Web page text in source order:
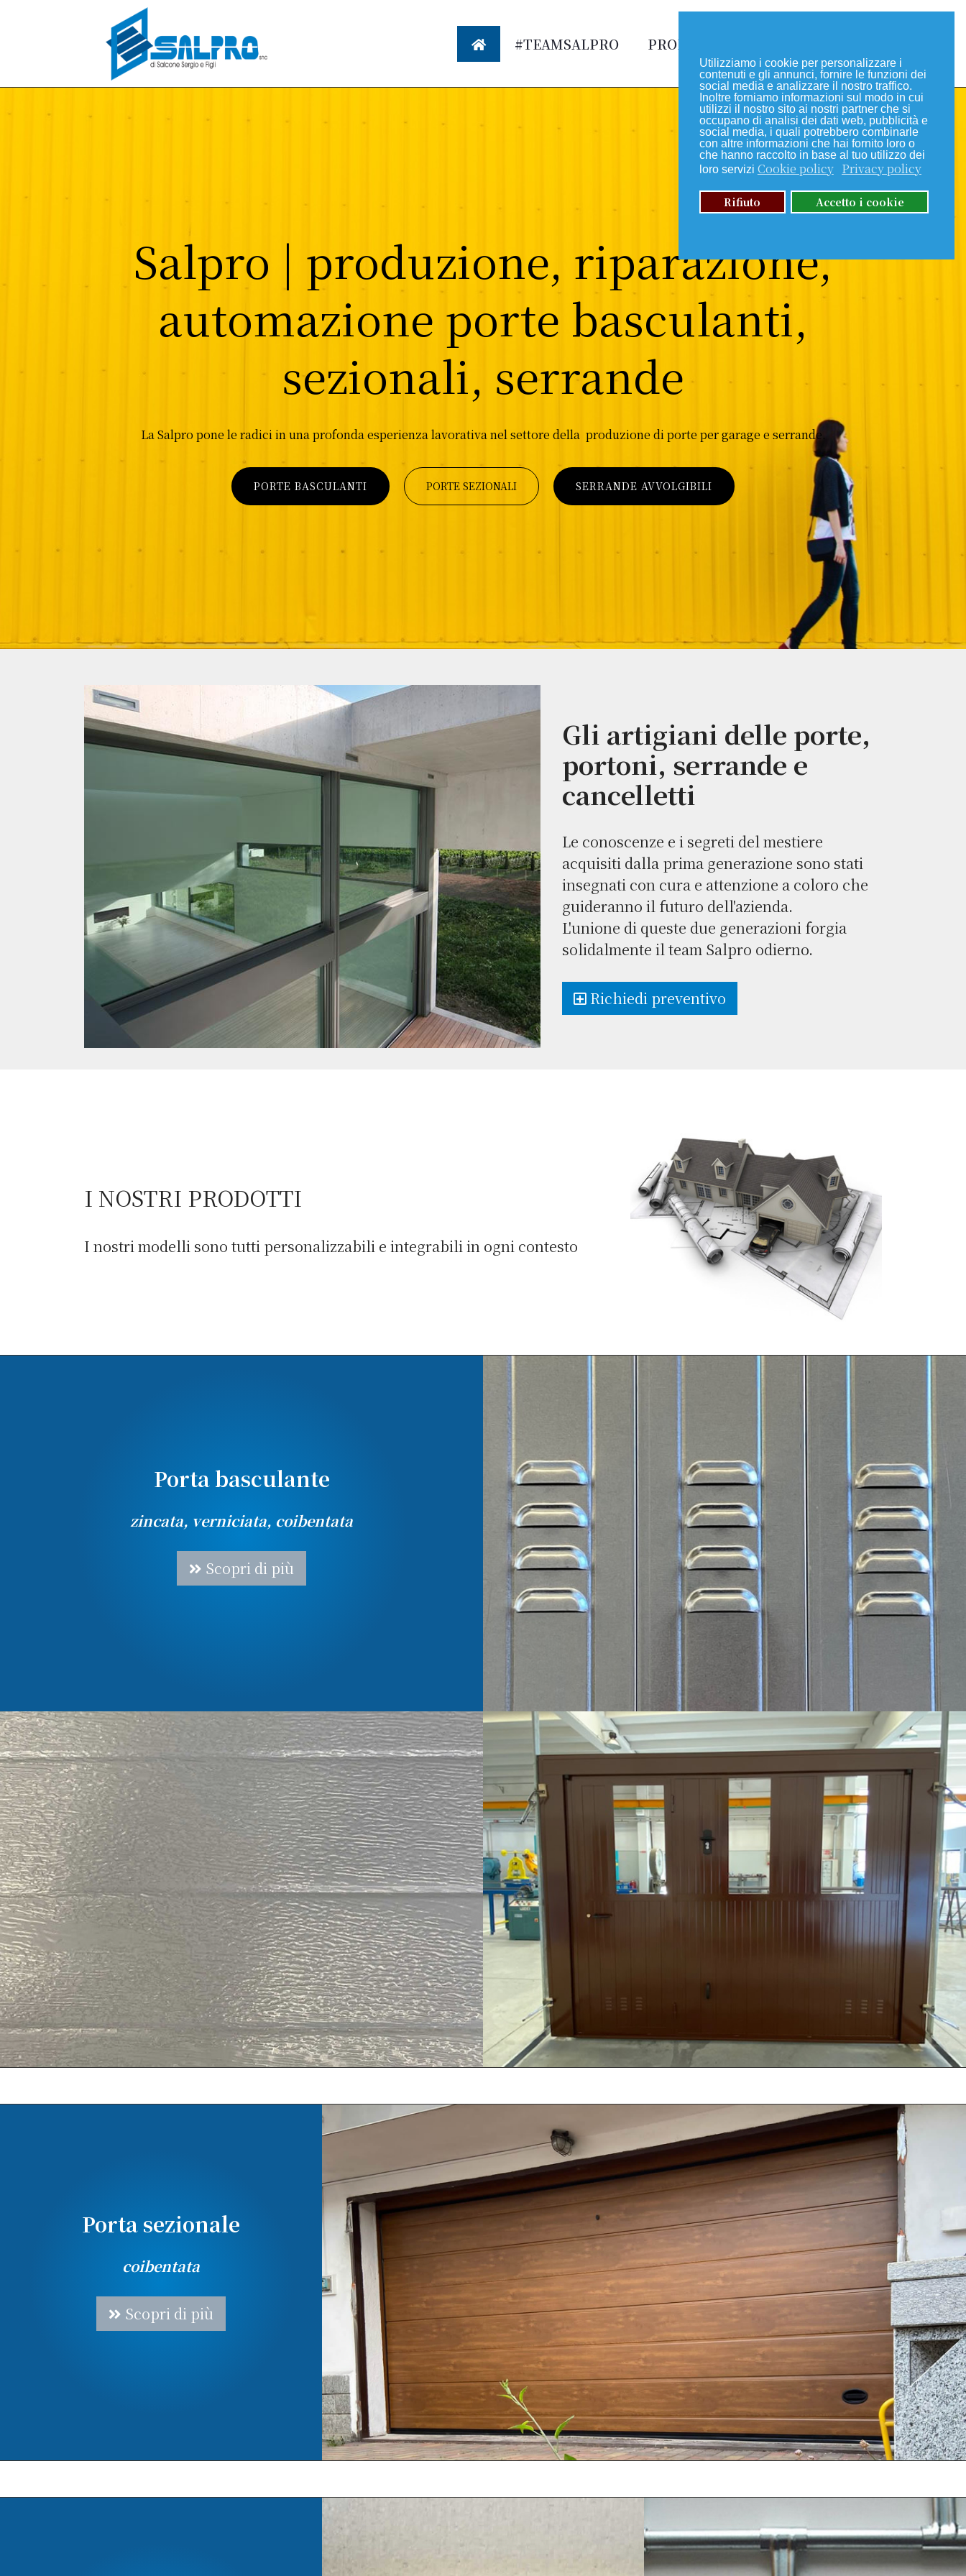
Utilizziamo i cookie per personalizzare i
contenuti e gli annunci, fornire le funzioni dei
social media e analizzare il nostro traffico.
Inoltre forniamo informazioni sul modo in cui
utilizzi il nostro sito ai nostri partner che si
occupano di analisi dei dati web, pubblicità e
social media, i quali potrebbero combinarle
con altre informazioni che hai fornito loro o
che hanno raccolto in base al tuo utilizzo dei
loro servizi Cookie policy Privacy policy
Rifiuto Accetto i cookie
#TEAMSALPRO PRODUZIONE
Salpro | produzione, riparazione,
automazione porte basculanti,
sezionali, serrande
La Salpro pone le radici in una profonda esperienza lavorativa nel settore della produzione di porte per garage e serrande.
PORTE BASCULANTI PORTE SEZIONALI SERRANDE AVVOLGIBILI
Gli artigiani delle porte,
portoni, serrande e
cancelletti
Le conoscenze e i segreti del mestiere
acquisiti dalla prima generazione sono stati
insegnati con cura e attenzione a coloro che
guideranno il futuro dell'azienda.
L'unione di queste due generazioni forgia
solidalmente il team Salpro odierno.
Richiedi preventivo
I NOSTRI PRODOTTI
I nostri modelli sono tutti personalizzabili e integrabili in ogni contesto
Porta basculante
zincata, verniciata, coibentata
Scopri di più
Porta sezionale
coibentata
Scopri di più